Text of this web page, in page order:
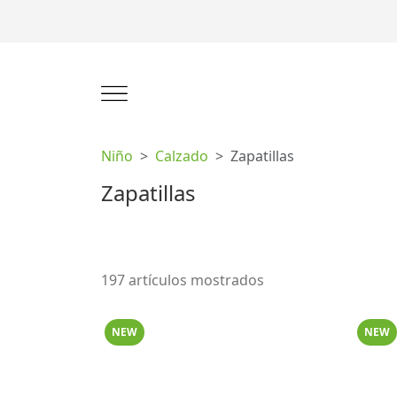
Niño Calzado Zapatillas
Zapatillas
197 artículos mostrados
NEW NEW